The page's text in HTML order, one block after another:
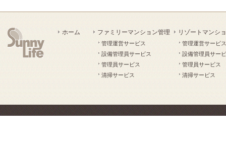
ホーム ファミリーマンション管理
管理運営サービス
設備管理員サービス
管理員サービス
清掃サービス
リゾートマンシ
管理運営サービス
設備管理員サー
管理員サービス
清掃サービス